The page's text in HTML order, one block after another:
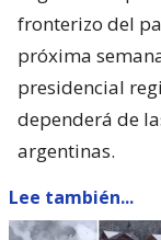
fronterizo del
próxima
presidencial
dependerá de
argentinas.
Lee también...